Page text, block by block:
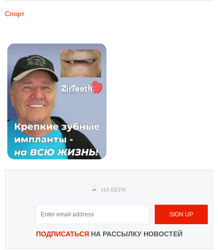
Спорт
НА ВЕРХ
ПОДПИСАТЬСЯНА РАССЫЛКУ НОВОСТЕЙ